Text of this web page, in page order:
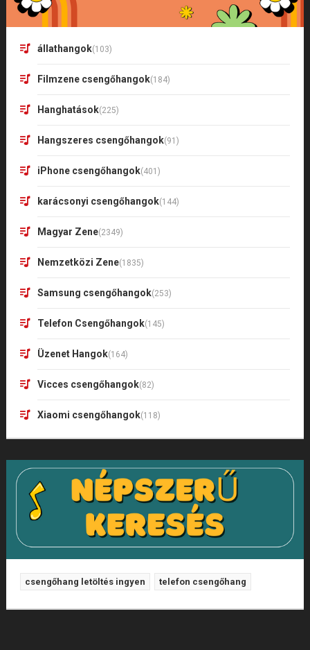
állathangok(103)
Filmzene csengőhangok(184)
Hanghatások(225)
Hangszeres csengőhangok(91)
iPhone csengőhangok(401)
karácsonyi csengőhangok(144)
Magyar Zene(2349)
Nemzetközi Zene(1835)
Samsung csengőhangok(253)
Telefon Csengőhangok(145)
Üzenet Hangok(164)
Vicces csengőhangok(82)
Xiaomi csengőhangok(118)
csengőhang letöltés ingyen telefon csengőhang